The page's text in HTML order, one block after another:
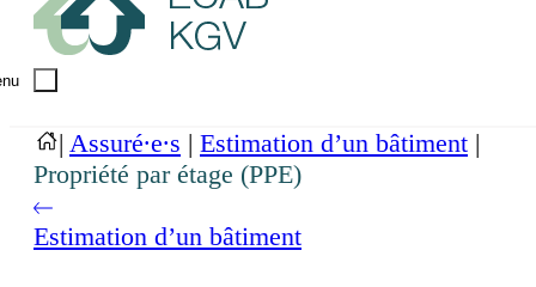
| Assuré∙e∙s | Estimation d’un bâtiment |
Propriété par étage (PPE)
Estimation d’un bâtiment